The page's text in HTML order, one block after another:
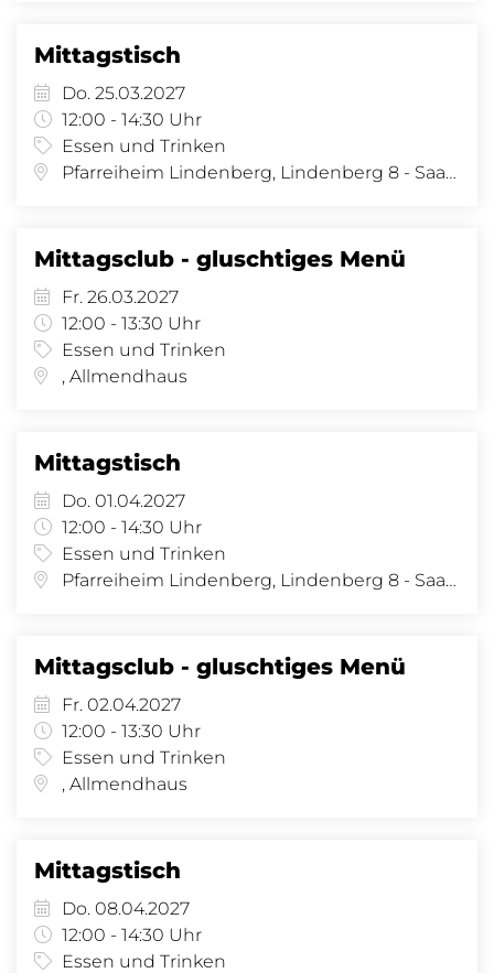
Mittagstisch
Do. 25.03.2027
12:00 - 14:30 Uhr
Essen und Trinken
Pfarreiheim Lindenberg, Lindenberg 8 - Saal, Lindenberg 8, 4058 Basel
Mittagsclub - gluschtiges Menü
Fr. 26.03.2027
12:00 - 13:30 Uhr
Essen und Trinken
, Allmendhaus
Mittagstisch
Do. 01.04.2027
12:00 - 14:30 Uhr
Essen und Trinken
Pfarreiheim Lindenberg, Lindenberg 8 - Saal, Lindenberg 8, 4058 Basel
Mittagsclub - gluschtiges Menü
Fr. 02.04.2027
12:00 - 13:30 Uhr
Essen und Trinken
, Allmendhaus
Mittagstisch
Do. 08.04.2027
12:00 - 14:30 Uhr
Essen und Trinken